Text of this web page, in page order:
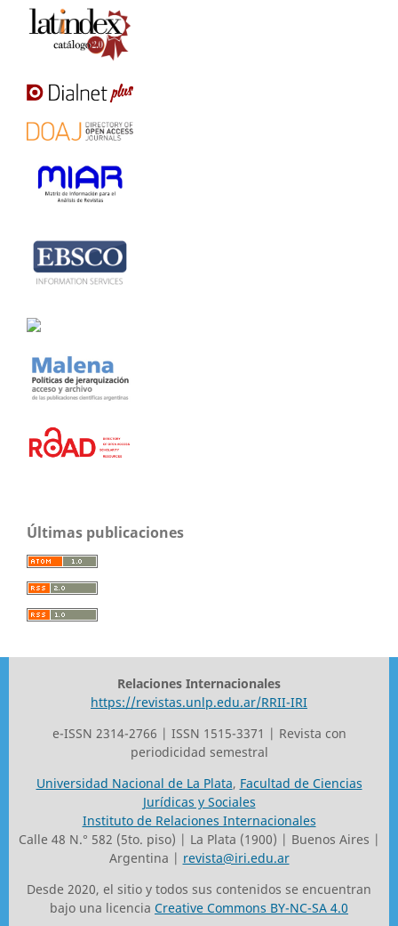
Últimas publicaciones
Relaciones Internacionales
https://revistas.unlp.edu.ar/RRII-IRI
e-ISSN 2314-2766 | ISSN 1515-3371 | Revista con
periodicidad semestral
Universidad Nacional de La Plata, Facultad de Ciencias
Jurídicas y Sociales
Instituto de Relaciones Internacionales
Calle 48 N.° 582 (5to. piso) | La Plata (1900) | Buenos Aires |
Argentina | revista@iri.edu.ar
Desde 2020, el sitio y todos sus contenidos se encuentran
bajo una licencia Creative Commons BY-NC-SA 4.0